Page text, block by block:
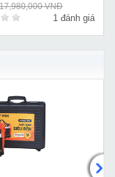
17,980,000 VNĐ
1 đánh giá